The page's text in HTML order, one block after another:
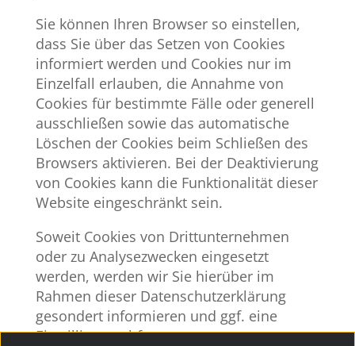
Sie können Ihren Browser so einstellen,
dass Sie über das Setzen von Cookies
informiert werden und Cookies nur im
Einzelfall erlauben, die Annahme von
Cookies für bestimmte Fälle oder generell
ausschließen sowie das automatische
Löschen der Cookies beim Schließen des
Browsers aktivieren. Bei der Deaktivierung
von Cookies kann die Funktionalität dieser
Website eingeschränkt sein.
Soweit Cookies von Drittunternehmen
oder zu Analysezwecken eingesetzt
werden, werden wir Sie hierüber im
Rahmen dieser Datenschutzerklärung
gesondert informieren und ggf. eine
Einwilligung abfragen.